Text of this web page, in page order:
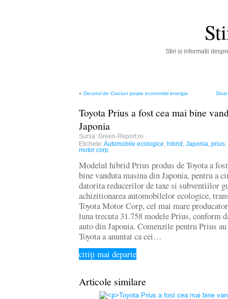
Stiri si informatii
« Decorul de Craciun poate economisi energia
Toyota Prius a fost cea mai bine
Japonia
Sursa: Green-Report.ro
Etichete:Automobile ecologice hibrid Japonia prius
motor corp
Modelul hibrid Prius produs de Toyota a
bine vanduta masina din Japonia, pentru a
datorita reducerilor de taxe si subventiilor
achizitionarea automobilelor ecologice,
Toyota Motor Corp, cel mai mare
luna trecuta 31.758 modele Prius, conform
auto din Japonia. Comenzile pentru Prius
Toyota a anuntat ca cei…
citiţi mai departe
Articole similare